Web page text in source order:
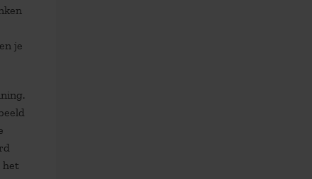
je
het